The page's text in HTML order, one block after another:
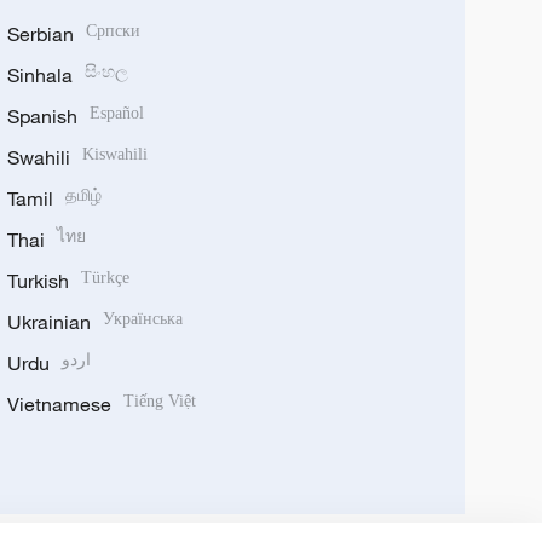
Serbian Српски
Sinhala සිංහල
Spanish Español
Swahili Kiswahili
Tamil தமிழ்
Thai ไทย
Turkish Türkçe
Ukrainian Українська
Urdu اردو
Vietnamese Tiếng Việt